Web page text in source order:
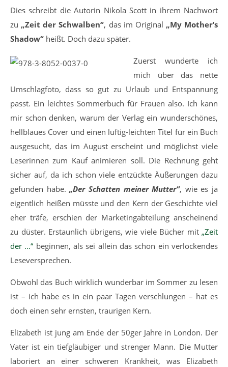
Dies schreibt die Autorin Nikola Scott in ihrem Nachwort
zu „Zeit der Schwalben“, das im Original „My Mother’s
Shadow“ heißt. Doch dazu später.
Zuerst wunderte ich
mich über das nette
Umschlagfoto, dass so gut zu Urlaub und Entspannung
passt. Ein leichtes Sommerbuch für Frauen also. Ich kann
mir schon denken, warum der Verlag ein wunderschönes,
hellblaues Cover und einen luftig-leichten Titel für ein Buch
ausgesucht, das im August erscheint und möglichst viele
Leserinnen zum Kauf animieren soll. Die Rechnung geht
sicher auf, da ich schon viele entzückte Äußerungen dazu
gefunden habe.„Der Schatten meiner Mutter“, wie es ja
eigentlich heißen müsste und den Kern der Geschichte viel
eher träfe, erschien der Marketingabteilung anscheinend
zu düster. Erstaunlich übrigens, wie viele Bücher mit „Zeit
der …“ beginnen, als sei allein das schon ein verlockendes
Leseversprechen.
Obwohl das Buch wirklich wunderbar im Sommer zu lesen
ist – ich habe es in ein paar Tagen verschlungen – hat es
doch einen sehr ernsten, traurigen Kern.
Elizabeth ist jung am Ende der 50ger Jahre in London. Der
Vater ist ein tiefgläubiger und strenger Mann. Die Mutter
laboriert an einer schweren Krankheit, was Elizabeth